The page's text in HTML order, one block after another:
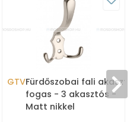
GTVFürdőszobai fali
fogas - 3 akasztós -
Matt nikkel